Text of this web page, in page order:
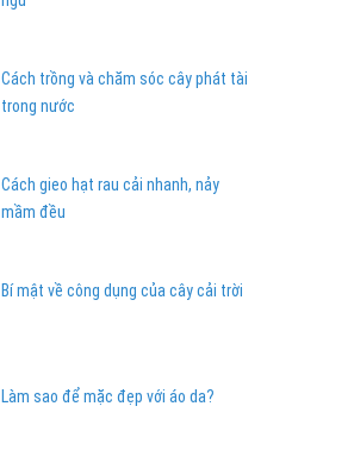
Cách trồng và chăm sóc cây phát tài
trong nước
Cách gieo hạt rau cải nhanh, nảy
mầm đều
Bí mật về công dụng của cây cải trời
Làm sao để mặc đẹp với áo da?